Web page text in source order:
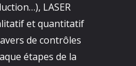
LASER
et quantitatif
de contrôles
étapes de la